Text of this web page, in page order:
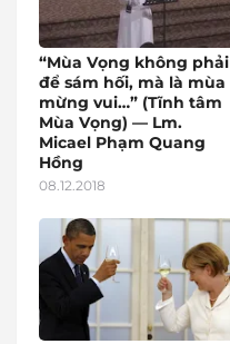
“Mùa Vọng không phải
để sám hối, mà là mùa
mừng vui…” (Tĩnh tâm
Mùa Vọng) — Lm.
Micael Phạm Quang
Hồng
08.12.2018